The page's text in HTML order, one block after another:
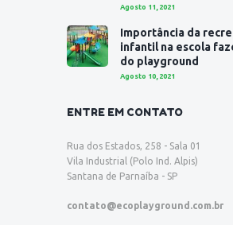
Agosto 11, 2021
Importância da
infantil na escola
do playground
Agosto 10, 2021
ENTRE EM CONTATO
Rua dos Estados, 258 - Sala 01
Vila Industrial (Polo Ind. Alpis)
Santana de Parnaíba - SP
contato@ecoplayground.com.br